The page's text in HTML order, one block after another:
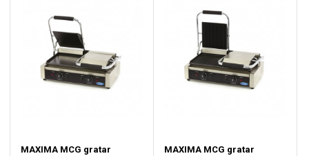
MAXIMA MCG gratar
MAXIMA MCG gratar